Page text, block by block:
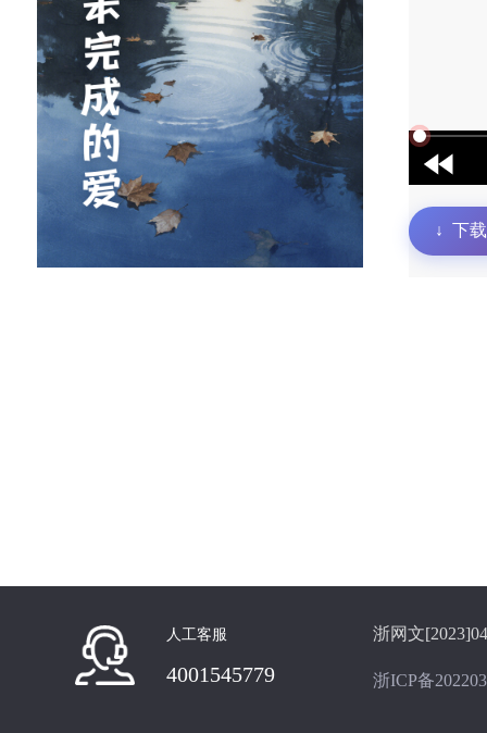
↓ 下
人工客服
4001545779
浙网文
浙ICP备